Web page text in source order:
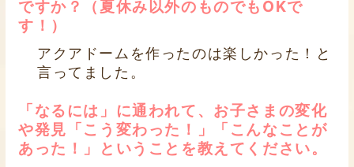
ですか？（夏休み以外のものでもOKで
す！）
アクアドームを作ったのは楽しかった！と
言ってました。
「なるには」に通われて、お子さまの変化
や発見「こう変わった！」「こんなことが
あった！」ということを教えてください。